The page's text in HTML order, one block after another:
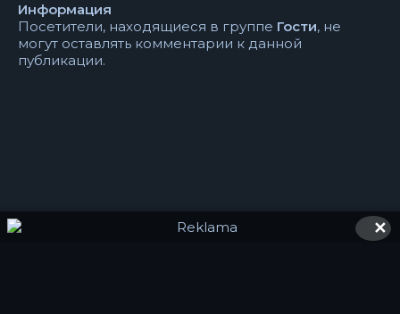
Информация
Посетители, находящиеся в группе Гости, не
могут оставлять комментарии к данной
публикации.
✕